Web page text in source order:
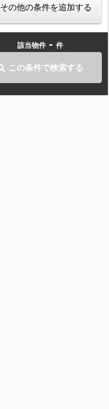
その他の条件を追加する
該当物件 - 件
この条件で検索する